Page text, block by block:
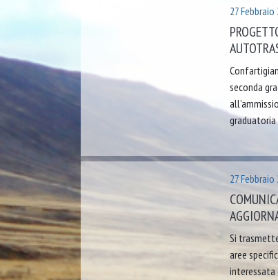
27 Febbraio
seconda
graduatoria
27 Febbraio
Si
aree
interessata